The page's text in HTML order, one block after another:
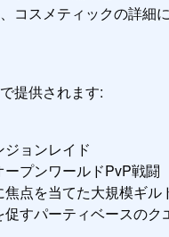
コスメティックの詳
提供されます:
ョンレイド
プンワールドPvP戦闘
点を当てた大規模ギル
すパーティベースのク